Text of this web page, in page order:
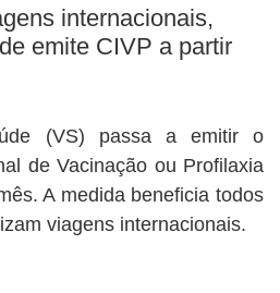
internacionais,
emite CIVP a partir
(VS) passa a emitir o
de Vacinação ou Profilaxia
A medida beneficia todos
viagens internacionais.